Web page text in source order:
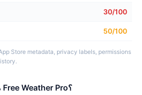
30/100
50/100
ما البيانات التي يجمعها Free Weather Pro؟